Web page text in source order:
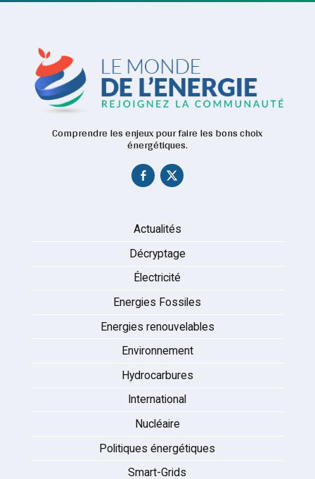
Comprendre les enjeux pour faire les bons choix
énergétiques.
Actualités
Décryptage
Électricité
Energies Fossiles
Energies renouvelables
Environnement
Hydrocarbures
International
Nucléaire
Politiques énergétiques
Smart-Grids